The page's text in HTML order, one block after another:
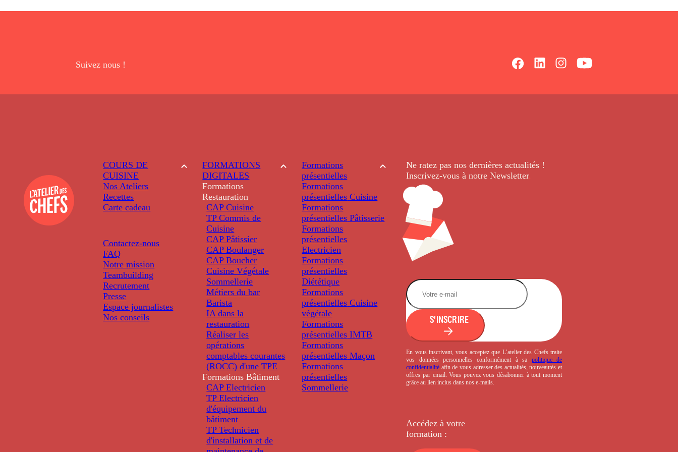
Suivez nous !
COURS DE
CUISINE
Nos Ateliers
Recettes
Carte cadeau
Contactez-nous
FAQ
Notre mission
Teambuilding
Recrutement
Presse
Espace journalistes
Nos conseils
FORMATIONS
DIGITALES
Formations
Restauration
CAP Cuisine
TP Commis de
Cuisine
CAP Pâtissier
CAP Boulanger
CAP Boucher
Cuisine Végétale
Sommellerie
Métiers du bar
Barista
IA dans la
restauration
Réaliser les
opérations
comptables courantes
(ROCC) d'une TPE
Formations Bâtiment
CAP Electricien
TP Electricien
d'équipement du
bâtiment
TP Technicien
d'installation et de
Formations
présentielles
Formations
présentielles Cuisine
Formations
présentielles Pâtisserie
Formations
présentielles
Electricien
Formations
présentielles
Diététique
Formations
présentielles Cuisine
végétale
Formations
présentielles IMTB
Formations
présentielles Maçon
Formations
présentielles
Sommellerie
Ne ratez pas nos dernièresactualités !
Inscrivez-vous à notre Newsletter.
S'INSCRIRE
En vous inscrivant, vous acceptez que L’atelier des Chefs traite
vos données personnelles conformément à sa politique de
confidentialité afin de vous adresser des actualités, nouveautés et
offres par email. Vous pouvez vous désabonner à tout moment
grâce au lien inclus dans nos e-mails.
Accédez à votre
formation :